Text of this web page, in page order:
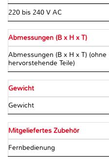
220 bis 240 V AC
Abmessungen (B x H x T)
Abmessungen (B x H x T) (ohne
hervorstehende Teile)
Gewicht
Gewicht
Mitgeliefertes Zubehör
Fernbedienung